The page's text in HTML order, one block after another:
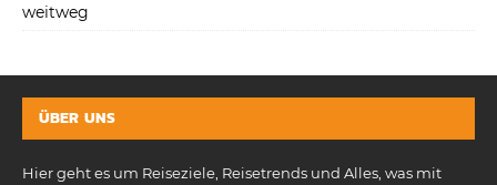
weitweg
ÜBER UNS
Hier geht es um Reiseziele, Reisetrends und Alles, was mit